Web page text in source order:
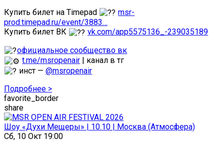
Купить билет на Timepad
msr-
prod.timepad.ru/event/3883…
Купить билет ВК
vk.com/app5575136_-239035189
официальное сообщество вк
t.me/msropenair | канал в тг
инст —@msropenair
Подробнее >
favorite_border
share
Шоу «Духи Мещеры» | 10.10 | Москва (Атмосфера)
Сб, 10 Окт 19:00